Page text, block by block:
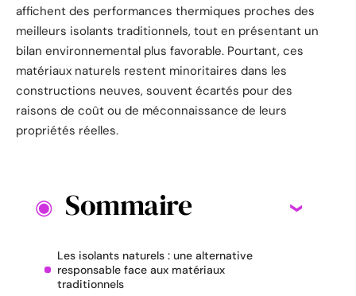
affichent des performances thermiques proches des
meilleurs isolants traditionnels, tout en présentant un
bilan environnemental plus favorable. Pourtant, ces
matériaux naturels restent minoritaires dans les
constructions neuves, souvent écartés pour des
raisons de coût ou de méconnaissance de leurs
propriétés réelles.
Sommaire
Les isolants naturels : une alternative
responsable face aux matériaux
traditionnels